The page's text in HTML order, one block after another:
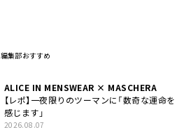
編集部おすすめ
ALICE IN MENSWEAR × MASCHERA
【レポ】一夜限りのツーマンに「数奇な運命を
感じます」
2026.08.07